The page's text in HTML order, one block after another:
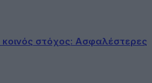
κοινός στόχος: Ασφαλέστερες